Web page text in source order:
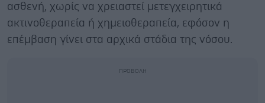
ασθενή, χωρίς να χρειαστεί μετεγχειρητικά
ακτινοθεραπεία ή χημειοθεραπεία, εφόσον η
επέμβαση γίνει στα αρχικά στάδια της νόσου.